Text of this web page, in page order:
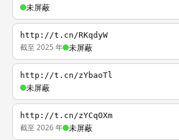
未屏蔽
http://t.cn/RKqdyW
截至 2025 年 未屏蔽
http://t.cn/zYbaoTl
未屏蔽
http://t.cn/zYCqOXm
截至 2026 年 未屏蔽